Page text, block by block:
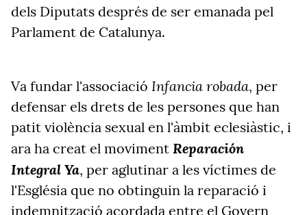
dels Diputats després de ser emanada pel
Parlament de Catalunya.
Va fundar l'associació Infancia robada, per
defensar els drets de les persones que han
patit violència sexual en l'àmbit eclesiàstic, i
ara ha creat el moviment Reparación
Integral Ya, per aglutinar a les víctimes de
l'Església que no obtinguin la reparació i
indemnització acordada entre el Govern